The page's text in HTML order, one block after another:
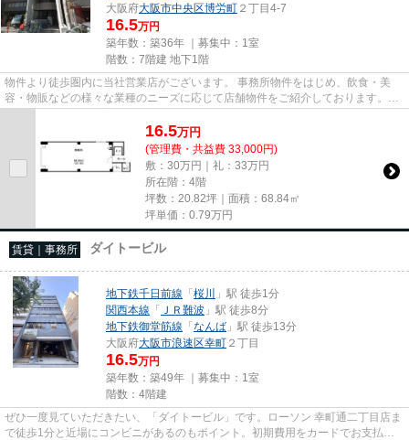
大阪府大阪市中央区博労町 ２丁目4-7
16.5万円
築年数：築36年 ｜募集中： 1室
階数：7階建 地下1階
物件より徒歩圏内に当社営業店がございます。 事務所物件をはじめ、飲食・美
容・物販などの様々な業種のニーズに応じて店舗物件をご紹介しております。
尚、弊社ではおとり広告は一切...
16.5万円
(管理費・共益費 33,000円)
敷：30万円｜礼：33万円
所在階：4階
坪数：20.82坪｜面積：68.84㎡
坪単価： 0.79万円
賃貸｜事務所 ダイトービル
地下鉄千日前線 「桜川
」駅 徒歩1分
関西本線 「 ＪＲ難波 」駅 徒歩8分
地下鉄御堂筋線 「なんば 」駅 徒歩13分
大阪府大阪市浪速区幸町 ２丁目
16.5万円
築年数：築49年 ｜募集中： 1室
階数：4階建
ぜひ一度見ていただきたい、「ダイトービル」です。ローソン 幸町通二丁目店ま
で徒歩1分と近場にコンビニがあるのもポイント。初期費用をカードでお支払い